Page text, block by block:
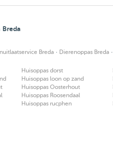
Breda
Breda · Dierenoppas Breda ·
Huisoppas dorst
Huisoppas loon op zand
Huisoppas Oosterhout
Huisoppas Roosendaal
Huisoppas rucphen